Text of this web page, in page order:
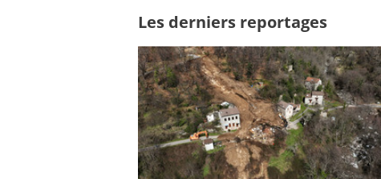
Les derniers reportages